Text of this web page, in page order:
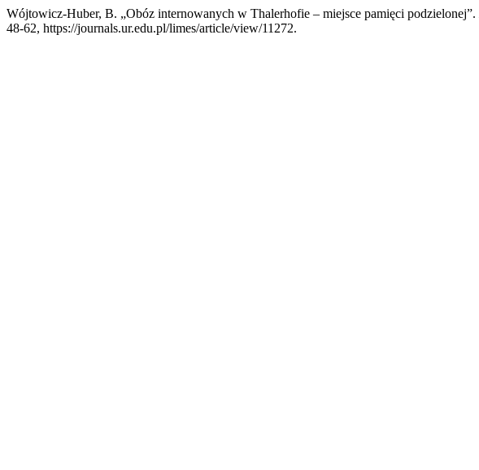
Wójtowicz-Huber, B. „Obóz internowanych w Thalerhofie – miejsce pamięci podzielonej”.
48-62, https://journals.ur.edu.pl/limes/article/view/11272.